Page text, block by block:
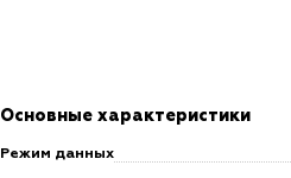
Основные характеристики
Режим данных